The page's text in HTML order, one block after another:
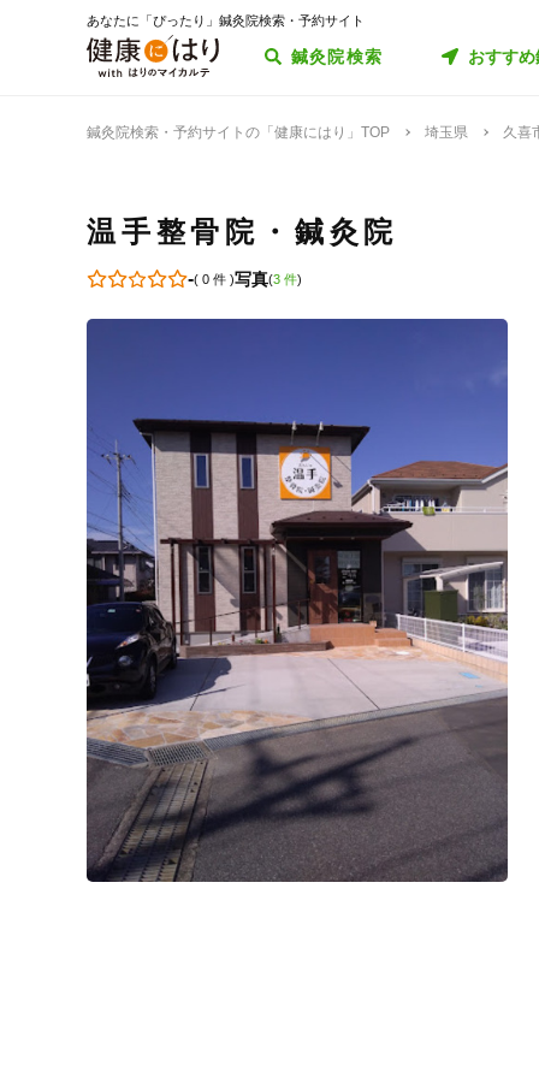
あなたに「ぴったり」鍼灸院検索・予約サイト
鍼灸院検索 おすす
鍼灸院検索・予約サイトの「健康にはり」TOP 埼玉県 久喜
温手整骨院・鍼灸院
-( 0 件)写真(3 件)